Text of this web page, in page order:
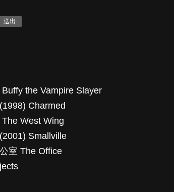
the Vampire Slayer
Charmed
West Wing
Smallville
室 The Office